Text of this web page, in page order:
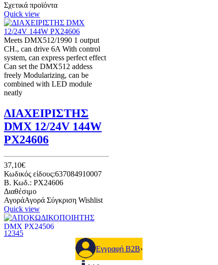
Σχετικά προϊόντα
Quick view
Meets DMX512/1990 1 output
CH., can drive 6A With control
system, can express perfect effect
Can set the DMX512 addess
freely Modularizing, can be
combined with LED module
neatly
ΔΙΑΧΕΙΡΙΣΤΗΣ
DMX 12/24V 144W
PX24606
37,10€
Κωδικός είδους:637084910007
B. Κωδ.: PX24606
Διαθέσιμο
ΑγοράΑγορά Σύγκριση Wishlist
Quick view
DMX512 Decoder Driver
Ευελιξία χάρη στα 1 ως 3
κανάλια επιλογής εξόδου με το
1 2345
Εγγραφή B2B›